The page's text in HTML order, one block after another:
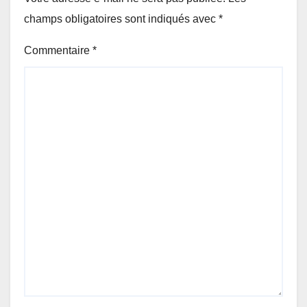
champs obligatoires sont indiqués avec *
Commentaire *